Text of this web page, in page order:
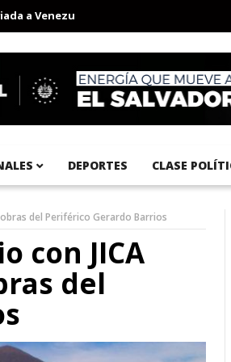
Venezuela Aeropuerto Internacional
DEPORTES CLASE
del Periférico Gerardo Barrios
con JICA
del